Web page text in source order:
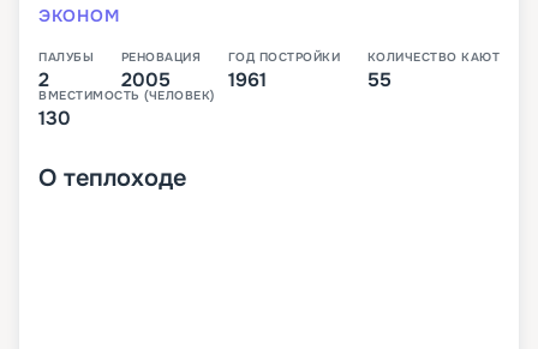
ЭКОНОМ
ПАЛУБЫ
2
РЕНОВАЦИЯ
2005
ГОД ПОСТРОЙКИ
1961
КОЛИЧЕСТВО КАЮТ
55
ВМЕСТИМОСТЬ (ЧЕЛОВЕК)
130
О теплоходе